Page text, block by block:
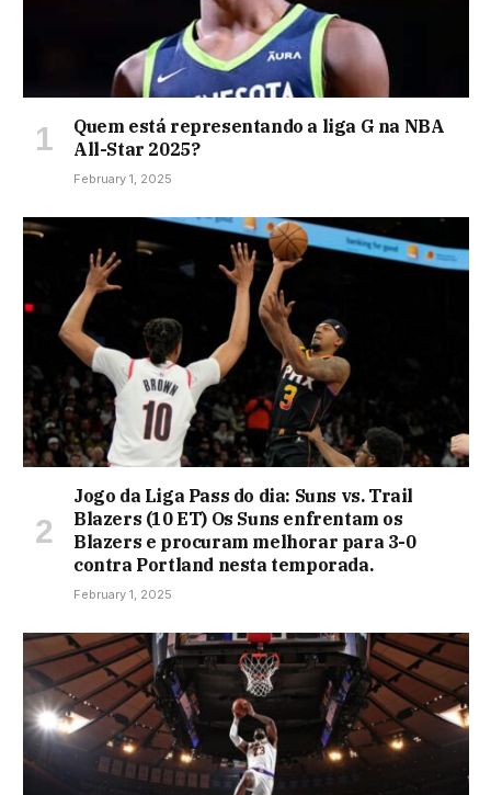
Quem está representando a liga G na NBA
All-Star 2025?
February 1, 2025
Jogo da Liga Pass do dia: Suns vs. Trail
Blazers (10 ET) Os Suns enfrentam os
Blazers e procuram melhorar para 3-0
contra Portland nesta temporada.
February 1, 2025